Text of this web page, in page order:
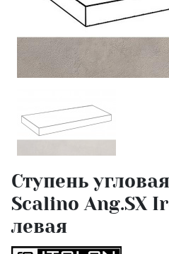
Ступень
Scalino Ang.SX
левая